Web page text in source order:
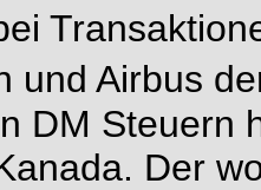
und Airbus
DM Steuern
Der